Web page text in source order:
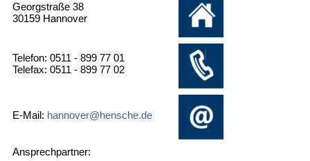
Georgstraße 38
30159 Hannover
Telefon: 0511 - 899 77 01
Telefax: 0511 - 899 77 02
E-Mail: hannover@hensche.de
Ansprechpartner: